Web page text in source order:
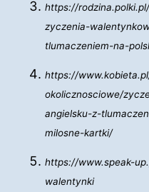
https://
zyczenia-
tlumaczeniem-na-
https://
okolicznosciowe/
angielsku-z-
milosne-kartki/
https://www.speak-
walentynki